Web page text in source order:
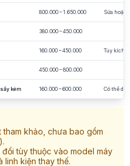
800.000 – 1.650.000 Sửa hoặc
380.000 – 450.000
160.000 – 450.000 Tùy kích
450.000 – 800.000
kém 160.000 – 600.000 Có thể do
tham khảo, chưa bao gồm
tùy thuộc vào model máy
linh kiện thay thế.